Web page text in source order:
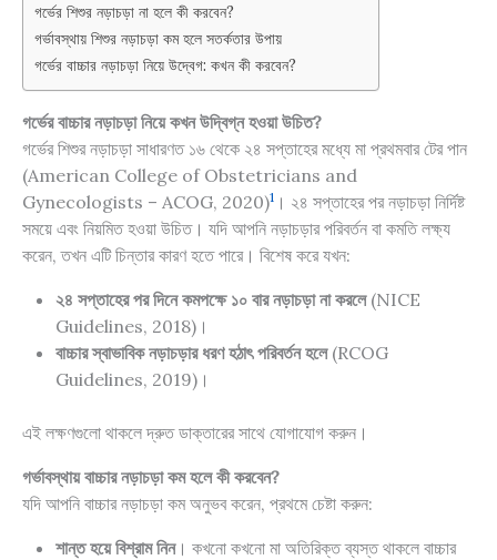
গর্ভের শিশুর নড়াচড়া না হলে কী করবেন?
গর্ভাবস্থায় শিশুর নড়াচড়া কম হলে সতর্কতার উপায়
গর্ভের বাচ্চার নড়াচড়া নিয়ে উদ্বেগ: কখন কী করবেন?
গর্ভের বাচ্চার নড়াচড়া নিয়ে কখন উদ্বিগ্ন হওয়া উচিত?
গর্ভের শিশুর নড়াচড়া সাধারণত ১৬ থেকে ২৪ সপ্তাহের মধ্যে মা প্রথমবার টের পান
(American College of Obstetricians and
Gynecologists – ACOG, 2020)1 । ২৪ সপ্তাহের পর নড়াচড়া নির্দিষ্ট
সময়ে এবং নিয়মিত হওয়া উচিত। যদি আপনি নড়াচড়ার পরিবর্তন বা কমতি লক্ষ্য
করেন, তখন এটি চিন্তার কারণ হতে পারে। বিশেষ করে যখন:
২৪ সপ্তাহের পর দিনে কমপক্ষে ১০ বার নড়াচড়া না করলে(NICE
Guidelines, 2018)।
বাচ্চার স্বাভাবিক নড়াচড়ার ধরণ হঠাৎ পরিবর্তন হলে(RCOG
Guidelines, 2019)।
এই লক্ষণগুলো থাকলে দ্রুত ডাক্তারের সাথে যোগাযোগ করুন।
গর্ভাবস্থায় বাচ্চার নড়াচড়া কম হলে কী করবেন?
যদি আপনি বাচ্চার নড়াচড়া কম অনুভব করেন, প্রথমে চেষ্টা করুন:
শান্ত হয়ে বিশ্রাম নিন। কখনো কখনো মা অতিরিক্ত ব্যস্ত থাকলে বাচ্চার